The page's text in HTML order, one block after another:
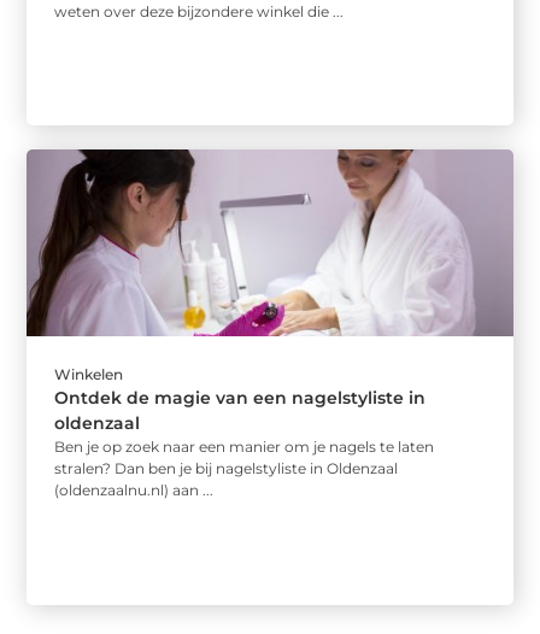
weten over deze bijzondere winkel die ...
Winkelen
Ontdek de magie van een nagelstyliste in
oldenzaal
Ben je op zoek naar een manier om je nagels te laten
stralen? Dan ben je bij nagelstyliste in Oldenzaal
(oldenzaalnu.nl) aan ...